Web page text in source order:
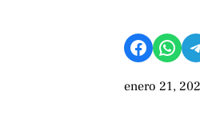
Compartir en Facebook Compartir en WhatsApp Compartir en Telegram
enero 21,